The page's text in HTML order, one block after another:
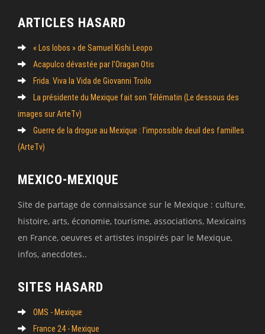
ARTICLES HASARD
« Los lobos » de Samuel Kishi Leopo
Acapulco dévastée par l’Oragan Otis
Frida. Viva la Vida de Giovanni Troilo
La présidente du Mexique fait son Télématin (Le dessous des
images sur ArteTv)
Guerre de la drogue au Mexique : l’impossible deuil des familles
(ArteTv)
MEXICO-MEXIQUE
Site de partage de connaissance sur le Mexique : culture,
histoire, arts, économie, tourisme, associations, Mexicains
en France, oeuvres et artistes inspirés par le Mexique,
infos, anecdotes..
SITES HASARD
OMS - Mexique
France 24 - Mexique